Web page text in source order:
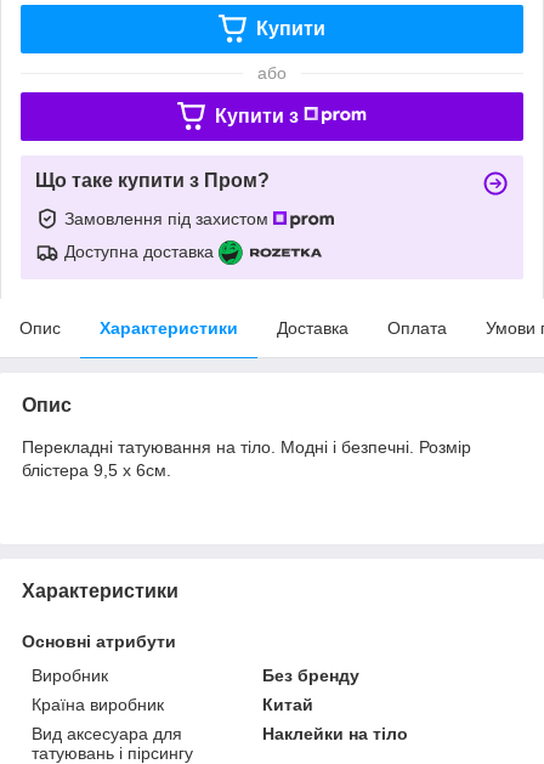
Купити
або
Купити з
Що таке купити з Пром?
Замовлення під захистом
Доступна доставка
Опис Характеристики Доставка Оплата Умови
Опис
Перекладні татуювання на тіло. Модні і безпечні. Розмір
блістера 9,5 х 6см.
Характеристики
Основні атрибути
Виробник
Без бренду
Країна виробник
Китай
Вид аксесуара для
татуювань і пірсингу
Наклейки на тіло